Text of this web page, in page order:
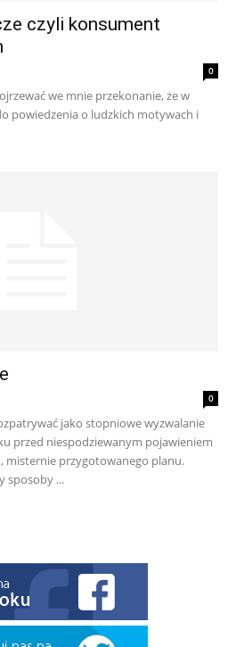
czyli konsument
0
we mnie przekonanie, że w
powiedzenia o ludzkich motywach i
0
jako stopniowe wyzwalanie
przed niespodziewanym pojawieniem
misternie przygotowanego planu.
sposoby ...